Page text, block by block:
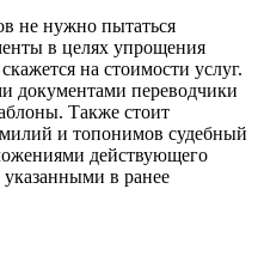
не нужно пытаться
в целях упрощения
на стоимости услуг.
документами переводчики
Также стоит
и топонимов судебный
действующего
указанными в ранее